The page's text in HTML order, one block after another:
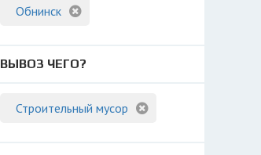
Обнинск
ВЫВОЗ ЧЕГО?
Строительный мусор